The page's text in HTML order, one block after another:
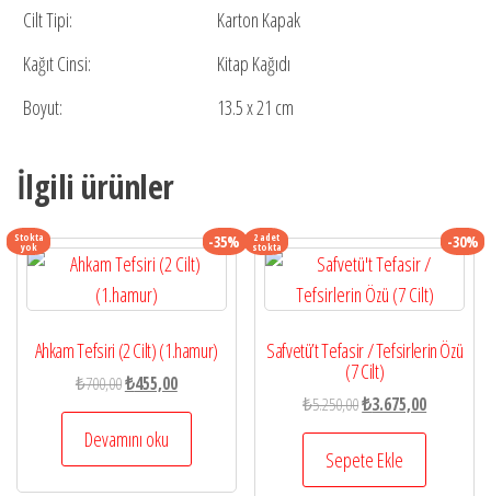
Cilt Tipi:
Karton Kapak
Kağıt Cinsi:
Kitap Kağıdı
Boyut:
13.5 x 21 cm
İlgili ürünler
Stokta
yok -35%
Ahkam Tefsiri (2 Cilt) (1.hamur)
₺700,00Orijinal
fiyat:
₺700,00.
₺455,00Şu
andaki
₺455,00.
Devamını oku
2 adet
stokta -30%
Safvetü’t Tefasir / Tefsirlerin Özü
(7 Cilt)
₺5.250,00Orijinal
fiyat:
₺5.250,00.
₺3.675,00Şu
andaki
₺3.675,00.
Sepete Ekle